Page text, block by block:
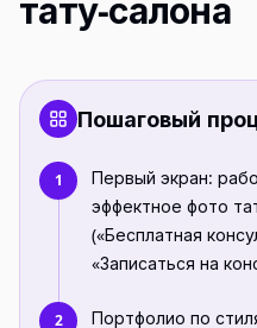
тату-салона
Пошаговый
1
Первый экран:
эффектное фото
(«Бесплатная
«Записаться на
2
Портфолио по